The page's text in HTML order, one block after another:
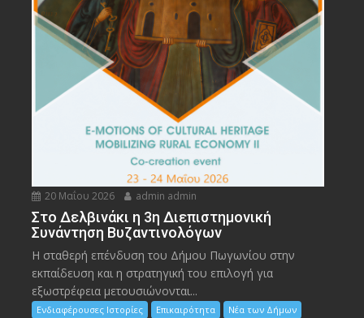
20 Μαΐου 2026 admin admin
Στο Δελβινάκι η 3η Διεπιστημονική
Συνάντηση Βυζαντινολόγων
Η σταθερή επένδυση του Δήμου Πωγωνίου στην
εκπαίδευση και η στρατηγική του επιλογή για
εξωστρέφεια μετουσιώνονται...
Ενδιαφέρουσες Ιστορίες Επικαιρότητα Νέα των Δήμων